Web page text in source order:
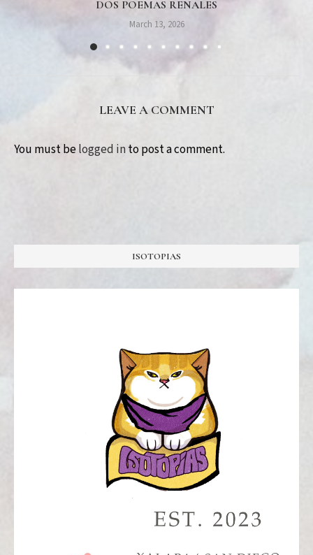
DOS POEMAS RENALES
March 13, 2026
LEAVE A COMMENT
You must belogged into post a comment.
ISOTOPIAS